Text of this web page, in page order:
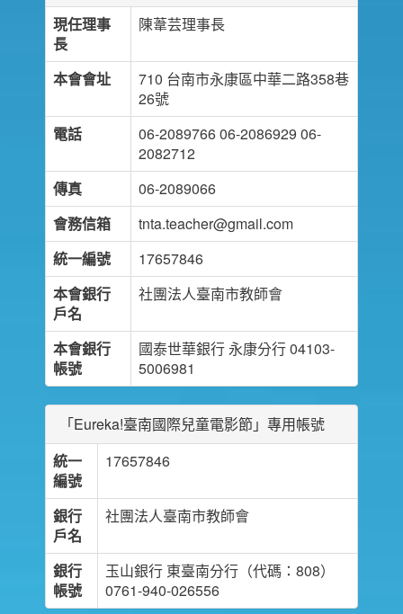
現任理事
長
陳葦芸理事長
本會會址
710 台南市永康區中華二路358巷
26號
電話
06-2089766 06-2086929 06-
2082712
傳真
06-2089066
會務信箱
tnta.teacher@gmail.com
統一編號
17657846
本會銀行
戶名
社團法人臺南市教師會
本會銀行
帳號
國泰世華銀行 永康分行 04103-
5006981
「Eureka!臺南國際兒童電影節」專用帳號
統一
編號
17657846
銀行
戶名
社團法人臺南市教師會
銀行
帳號
玉山銀行 東臺南分行（代碼：808）
0761-940-026556